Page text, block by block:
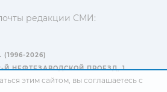
редакции СМИ:
2026)
Й НЕФТЕЗАВОДСКОЙ ПРОЕЗД, 1
этим сайтом, вы соглашаетесь с